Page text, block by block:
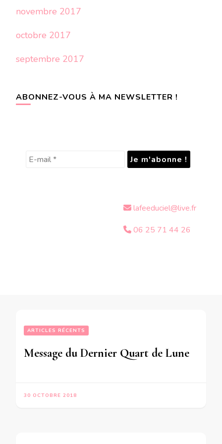
novembre 2017
octobre 2017
septembre 2017
ABONNEZ-VOUS À MA NEWSLETTER !
lafeeduciel@live.fr
06 25 71 44 26
ARTICLES RÉCENTS
30 OCTOBRE 2018